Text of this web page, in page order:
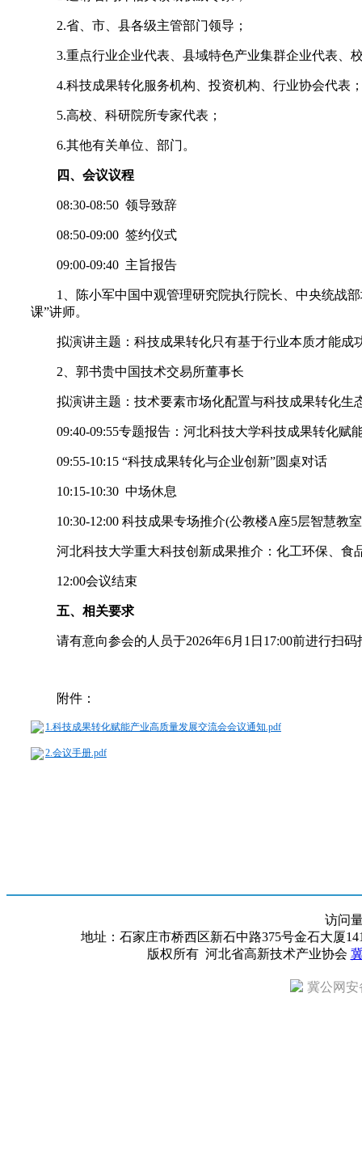
2.省、市、县各级主管部门领导；
3.重点行业企业代表、县域特色产业集群企业代表、
4.科技成果转化服务机构、投资机构、行业协会代表
5.高校、科研院所专家代表；
6.其他有关单位、部门。
四、会议议程
08:30-08:50 领导致辞
08:50-09:00 签约仪式
09:00-09:40 主旨报告
1、陈小军中国中观管理研究院执行院长、中央统战
课”讲师。
拟演讲主题：科技成果转化只有基于行业本质才能成
2、郭书贵中国技术交易所董事长
拟演讲主题：技术要素市场化配置与科技成果转化生
09:40-09:55专题报告：河北科技大学科技成果转化赋
09:55-10:15 “科技成果转化与企业创新”圆桌对话
10:15-10:30 中场休息
10:30-12:00 科技成果专场推介(公教楼A座5层智慧教
河北科技大学重大科技创新成果推介：化工环保、
12:00会议结束
五、相关要求
请有意向参会的人员于2026年6月1日17:00前进行扫
附件：
1.科技成果转化赋能产业高质量发展交流会会议通知.pdf
2.会议手册.pdf
访问
地址：石家庄市桥西区新石中路375号金石大厦
版权所有 河北省高新技术产业协会
冀公网安